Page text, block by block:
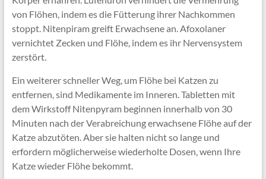
von Flöhen, indem es die Fütterung ihrer Nachkommen
stoppt. Nitenpiram greift Erwachsene an. Afoxolaner
vernichtet Zecken und Flöhe, indem es ihr Nervensystem
zerstört.
Ein weiterer schneller Weg, um Flöhe bei Katzen zu
entfernen, sind Medikamente im Inneren. Tabletten mit
dem Wirkstoff Nitenpyram beginnen innerhalb von 30
Minuten nach der Verabreichung erwachsene Flöhe auf der
Katze abzutöten. Aber sie halten nicht so lange und
erfordern möglicherweise wiederholte Dosen, wenn Ihre
Katze wieder Flöhe bekommt.